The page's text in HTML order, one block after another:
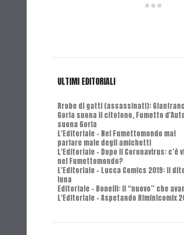
ULTIMI EDITORIALI
Rrobe di gatti (assassinati):
Goria suona il citofono, Fumetto
suona Goria
L'Editoriale - Nel Fumettomondo mai
parlare male degli amichetti
L'Editoriale - Dopo il Coronavirus: c’è
nel Fumettomondo?
L'Editoriale - Lucca Comics 2019: Il
luna
Editoriale - Bonelli: il “nuovo” che
L'Editoriale - Aspetando Riminicomix